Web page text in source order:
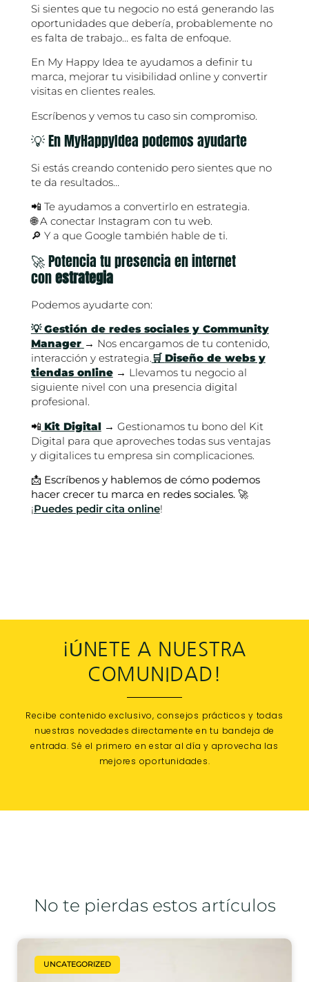
Si sientes que tu negocio no está generando las
oportunidades que debería, probablemente no
es falta de trabajo… es falta de enfoque.
En My Happy Idea te ayudamos a definir tu
marca, mejorar tu visibilidad online y convertir
visitas en clientes reales.
Escríbenos y vemos tu caso sin compromiso.
💡 En MyHappyIdea podemos ayudarte
Si estás creando contenido pero sientes que no
te da resultados…
📲 Te ayudamos a convertirlo en estrategia.
🌐 A conectar Instagram con tu web.
🔎 Y a que Google también hable de ti.
🚀 Potencia tu presencia en internet
conestrategia
Podemos ayudarte con:
💡Gestión de redes sociales y Community
Manager → Nos encargamos de tu contenido,
interacción y estrategia.🛒 Diseño de webs y
tiendas online→ Llevamos tu negocio al
siguiente nivel con una presencia digital
profesional.
📲 Kit Digital→ Gestionamos tu bono del Kit
Digital para que aproveches todas sus ventajas
y digitalices tu empresa sin complicaciones.
📩 Escríbenos y hablemos de cómo podemos
hacer crecer tu marca en redes sociales.🚀
¡Puedes pedir cita online!
¡ÚNETE A NUESTRA
COMUNIDAD!
Recibe contenido exclusivo, consejos prácticos y todas
nuestras novedades directamente en tu bandeja de
entrada. Sé el primero en estar al día y aprovecha las
mejores oportunidades.
No te pierdas estos artículos
UNCATEGORIZED